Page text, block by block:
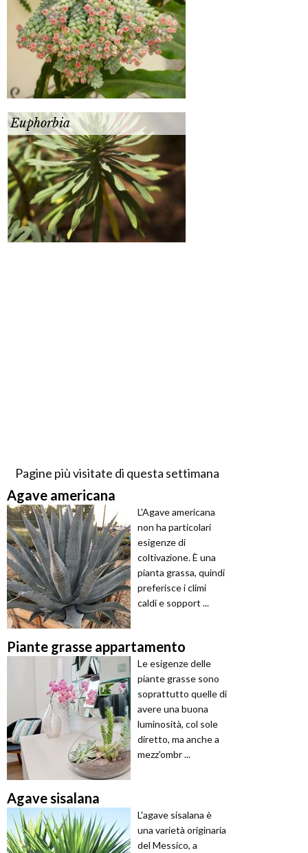
Euphorbia
Pagine più visitate di questa settimana
Agave americana
L'Agave americana
non ha particolari
esigenze di
coltivazione. È una
pianta grassa, quindi
preferisce i climi
caldi e sopport ...
Piante grasse appartamento
Le esigenze delle
piante grasse sono
soprattutto quelle di
avere una buona
luminosità, col sole
diretto, ma anche a
mezz'ombr ...
Agave sisalana
L'agave sisalana è
una varietà originaria
del Messico, a